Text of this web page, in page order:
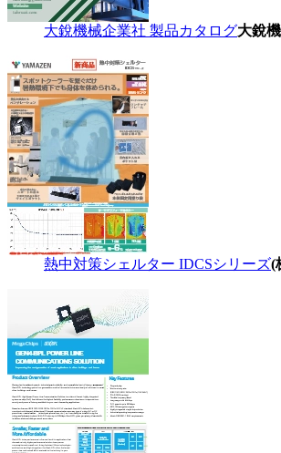
大銳機械企業社 製品カタログ大銳
熱中対策シェルター IDCSシリーズ(